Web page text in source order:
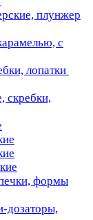
плунжер
с
лопатки
скребки,
формы
дозаторы,